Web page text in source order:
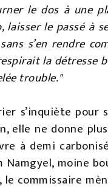
le dos à une
le passé à
s’en rendre
la détresse
trouble."
s’inquiète pour
elle ne donne
à demi
Namgyel, moine
commissaire